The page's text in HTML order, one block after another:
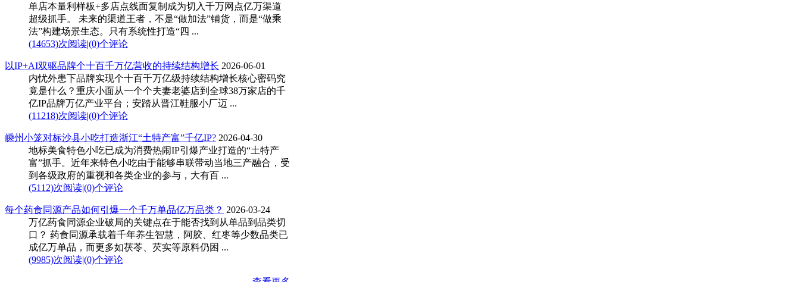
单店本量利样板+多店点线面复制成为切入千万网点亿万渠道
超级抓手。 未来的渠道王者，不是“做加法”铺货，而是“做乘
法”构建场景生态。只有系统性打造“四 ...
(14653)次阅读|(0)个评论
以IP+AI双驱品牌个十百千万亿营收的持续结构增长 2026-06-01
内忧外患下品牌实现个十百千万亿级持续结构增长核心密码究
竟是什么？重庆小面从一个个夫妻老婆店到全球38万家店的千
亿IP品牌万亿产业平台；安踏从晋江鞋服小厂迈 ...
(11218)次阅读|(0)个评论
嵊州小笼对标沙县小吃打造浙江“土特产富”千亿IP? 2026-04-30
地标美食特色小吃已成为消费热闹IP引爆产业打造的“土特产
富”抓手。近年来特色小吃由于能够串联带动当地三产融合，受
到各级政府的重视和各类企业的参与，大有百 ...
(5112)次阅读|(0)个评论
每个药食同源产品如何引爆一个千万单品亿万品类？ 2026-03-24
万亿药食同源企业破局的关键点在于能否找到从单品到品类切
口？ 药食同源承载着千年养生智慧，阿胶、红枣等少数品类已
成亿万单品，而更多如茯苓、芡实等原料仍困 ...
(9985)次阅读|(0)个评论